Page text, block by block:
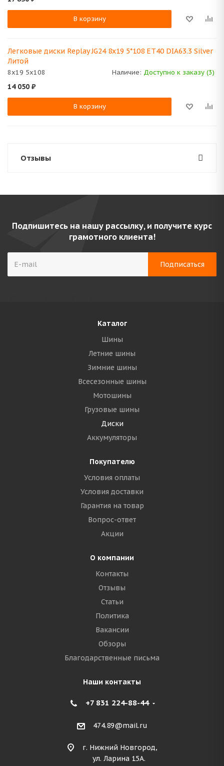
В корзину
Легковые диски Replay JG24 8x19 5*108 ET40 DIA63.3 Silver
Литой
8x19 5x108 Наличие: Доступно к заказу (3)
14 050 ₽
В корзину
Отзывы
Подпишитесь на нашу рассылку, и получите курс
грамотного клиента!
Каталог
Шины
Летние шины
Зимние шины
Всесезонные шины
Мотошины
Грузовые шины
Диски
Аккумуляторы
Покупателю
Условия оплаты
Условия доставки
Гарантия на товар
Вопрос-ответ
Акции
О компании
Контакты
Отзывы
Статьи
Политика
Вакансии
Обзоры
Благодарственные письма
Наши контакты
+7 831 224-88-44
474.89@mail.ru
г. Нижний Новгород,
ул. Ларина 15А.